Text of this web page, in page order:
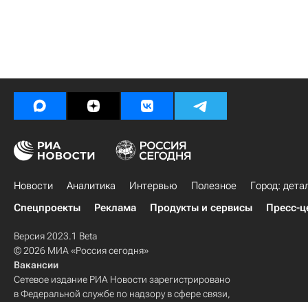
Новости Аналитика Интервью Полезное
Город:
Спецпроекты
Реклама Продукты и сервисы Пресс-
Версия 2023.1 Beta
© 2026 МИА «Россия сегодня»
Вакансии
Сетевое издание РИА Новости зарегистрировано
в Федеральной службе по надзору в сфере связи,